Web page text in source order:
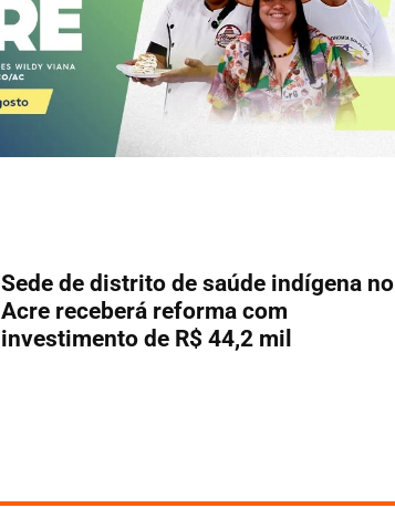
Sede de distrito de saúde indígena no
Acre receberá reforma com
investimento de R$ 44,2 mil